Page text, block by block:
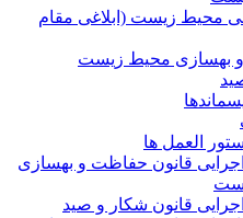
ﻣﺤﯿﻂ زﯾﺴﺖ (ابلاغی مقام
بهسازی محیط زیست
العمل ها
اجرایی قانون حفاظت و بهسازی
اجرایی قانون شکار و صید